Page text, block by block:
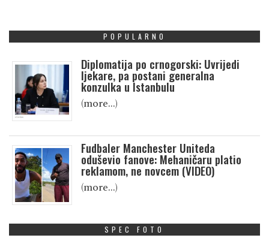
POPULARNO
Diplomatija po crnogorski: Uvrijedi
ljekare, pa postani generalna
konzulka u Istanbulu
(more…)
Fudbaler Manchester Uniteda
oduševio fanove: Mehaničaru platio
reklamom, ne novcem (VIDEO)
(more…)
SPEC FOTO